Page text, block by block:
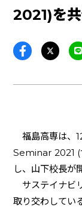
2021)を
福島高専は、
Seminar 2021 (
し、山下校長が
サステイナビ
取り交わしてい